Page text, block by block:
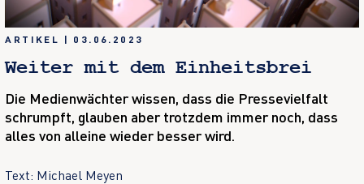
ARTIKEL | 03.06.2023
Weiter mit dem Einheitsbrei
Die Medienwächter wissen, dass die Pressevielfalt
schrumpft, glauben aber trotzdem immer noch, dass
alles von alleine wieder besser wird.
Text: Michael Meyen